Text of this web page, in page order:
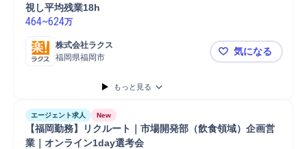
視し平均残業18h
464~624万
株式会社ラクス
福岡県福岡市
【福岡/IT業
気になる
もっと見る
エージェント求人 New
【福岡勤務】リクルート｜市場開発部（飲食領域）企画営
業｜オンライン1day選考会